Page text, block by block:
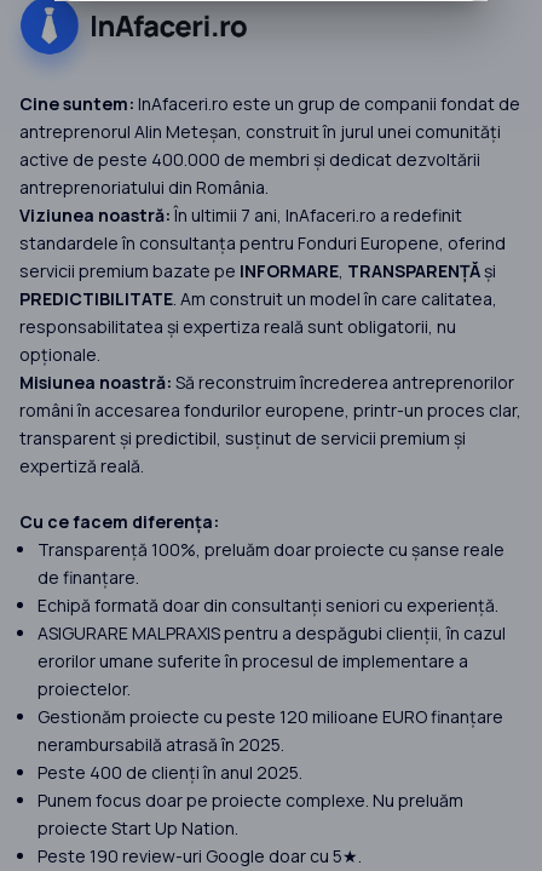
Cine suntem: InAfaceri.ro este un grup de companii fondat de
antreprenorul Alin Meteșan, construit în jurul unei comunități
active de peste 400.000 de membri și dedicat dezvoltării
antreprenoriatului din România.
Viziunea noastră:În ultimii 7 ani, InAfaceri.ro a redefinit
standardele în consultanța pentru Fonduri Europene, oferind
servicii premium bazate pe INFORMARE, TRANSPARENȚĂși
PREDICTIBILITATE. Am construit un model în care calitatea,
responsabilitatea și expertiza reală sunt obligatorii, nu
opționale.
Misiunea noastră: Să reconstruim încrederea antreprenorilor
români în accesarea fondurilor europene, printr-un proces clar,
transparent și predictibil, susținut de servicii premium și
expertiză reală.
Cu ce facem diferența:
Transparență 100%, preluăm doar proiecte cu șanse reale
de finanțare.
Echipă formată doar din consultanți seniori cu experiență.
ASIGURARE MALPRAXIS pentru a despăgubi clienții, în cazul
erorilor umane suferite în procesul de implementare a
proiectelor.
Gestionăm proiecte cu peste 120 milioane EURO finanțare
nerambursabilă atrasă în 2025.
Peste 400 de clienți în anul 2025.
Punem focus doar pe proiecte complexe. Nu preluăm
proiecte Start Up Nation.
Peste 190 review-uri Google doar cu 5★.